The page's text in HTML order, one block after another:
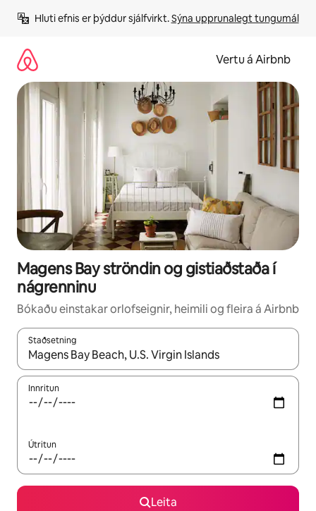
beint
Hluti efnis er þýddur sjálfvirkt. Sýna upprunalegt tungumál
Vertu á Airbnb
Magens Bay ströndin og gistiaðstaða í
nágrenninu
Bókaðu einstakar orlofseignir, heimili og fleira á Airbnb
Staðsetning
Þegar niðurstöður liggja fyrir skaltu nota upp og niður
Innritun
Útritun
Leita